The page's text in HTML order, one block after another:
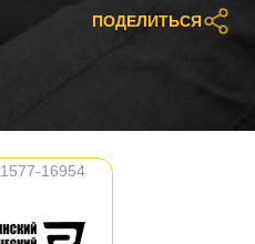
ПОДЕЛИТЬСЯ
1577-16954